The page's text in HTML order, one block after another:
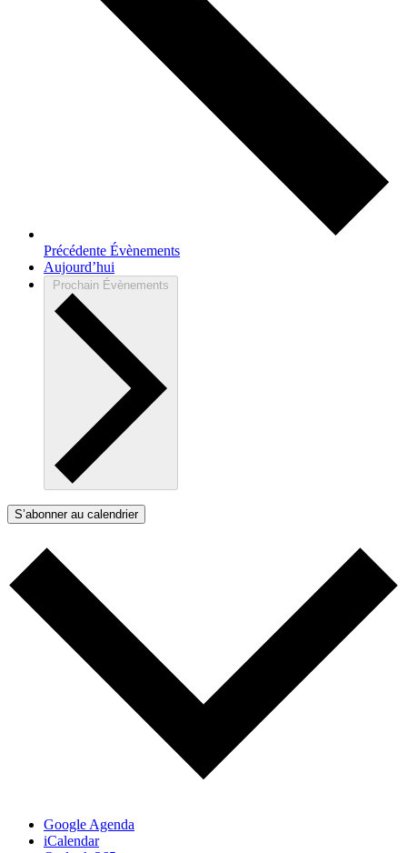
Précédente Évènements
Aujourd’hui
Prochain Évènements
S’abonner au calendrier
Google Agenda
iCalendar